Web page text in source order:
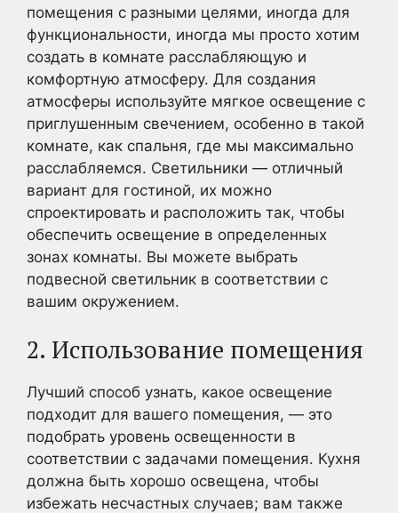
помещения с разными целями, иногда для
функциональности, иногда мы просто хотим
создать в комнате расслабляющую и
комфортную атмосферу. Для создания
атмосферы используйте мягкое освещение с
приглушенным свечением, особенно в такой
комнате, как спальня, где мы максимально
расслабляемся. Светильники — отличный
вариант для гостиной, их можно
спроектировать и расположить так, чтобы
обеспечить освещение в определенных
зонах комнаты. Вы можете выбрать
подвесной светильник в соответствии с
вашим окружением.
2. Использование помещения
Лучший способ узнать, какое освещение
подходит для вашего помещения, — это
подобрать уровень освещенности в
соответствии с задачами помещения. Кухня
должна быть хорошо освещена, чтобы
избежать несчастных случаев; вам также